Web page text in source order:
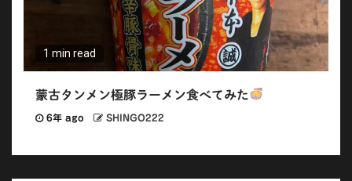
1 min read
蒙古タンメン極豚ラーメン食べてみた
6年 ago SHINGO222